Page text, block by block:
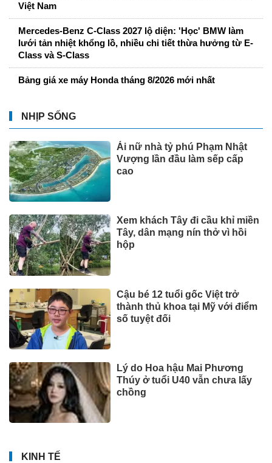
Việt Nam
Mercedes-Benz C-Class 2027 lộ diện: 'Học' BMW làm
lưới tản nhiệt khổng lồ, nhiều chi tiết thừa hưởng từ E-
Class và S-Class
Bảng giá xe máy Honda tháng 8/2026 mới nhất
NHỊP SỐNG
Ái nữ nhà tỷ phú Phạm Nhật
Vượng lần đầu làm sếp cấp
cao
Xem khách Tây đi cầu khỉ miền
Tây, dân mạng nín thở vì hồi
hộp
Cậu bé 12 tuổi gốc Việt trở
thành thủ khoa tại Mỹ với điểm
số tuyệt đối
Lý do Hoa hậu Mai Phương
Thúy ở tuổi U40 vẫn chưa lấy
chồng
KINH TẾ